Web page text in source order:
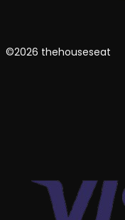
©2026 thehouseseat